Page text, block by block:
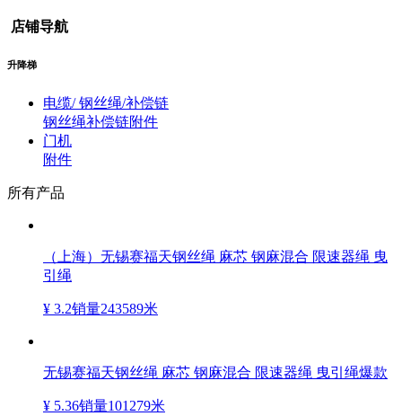
店铺导航
升降梯
电缆/ 钢丝绳/补偿链
钢丝绳补偿链附件
门机
附件
所有产品
（上海）无锡赛福天钢丝绳 麻芯 钢麻混合 限速器绳 曳
引绳
¥ 3.2销量243589米
无锡赛福天钢丝绳 麻芯 钢麻混合 限速器绳 曳引绳爆款
¥ 5.36销量101279米